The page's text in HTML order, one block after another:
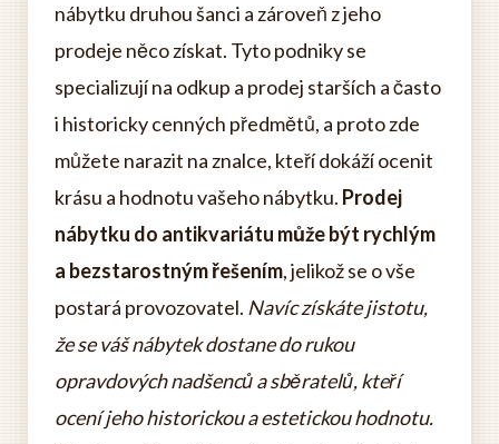
nábytku druhou šanci a zároveň z jeho
prodeje něco získat. Tyto podniky se
specializují na odkup a prodej starších a často
i historicky cenných předmětů, a proto zde
můžete narazit na znalce, kteří dokáží ocenit
krásu a hodnotu vašeho nábytku. Prodej
nábytku do antikvariátu může být rychlým
a bezstarostným řešením, jelikož se o vše
postará provozovatel. Navíc získáte jistotu,
že se váš nábytek dostane do rukou
opravdových nadšenců a sběratelů, kteří
ocení jeho historickou a estetickou hodnotu.